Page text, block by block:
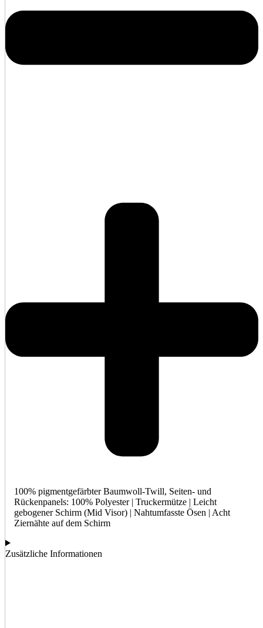
100% pigmentgefärbter Baumwoll-Twill, Seiten- und
Rückenpanels: 100% Polyester | Truckermütze | Leicht
gebogener Schirm (Mid Visor) | Nahtumfasste Ösen | Acht
Ziernähte auf dem Schirm
Zusätzliche Informationen